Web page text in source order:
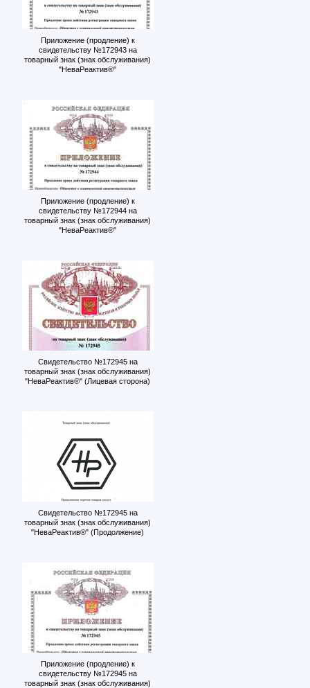
Приложение (продление) к
свидетельству №172943 на
товарный знак (знак обслуживания)
"НеваРеактив®"
Приложение (продление) к
свидетельству №172944 на
товарный знак (знак обслуживания)
"НеваРеактив®"
Свидетельство №172945 на
товарный знак (знак обслуживания)
"НеваРеактив®" (Лицевая сторона)
Свидетельство №172945 на
товарный знак (знак обслуживания)
"НеваРеактив®" (Продолжение)
Приложение (продление) к
свидетельству №172945 на
товарный знак (знак обслуживания)